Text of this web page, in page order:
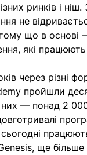
ринків і
не
що в основі —
які
через різні
пройшли
них — понад 2
сьогодні
ще